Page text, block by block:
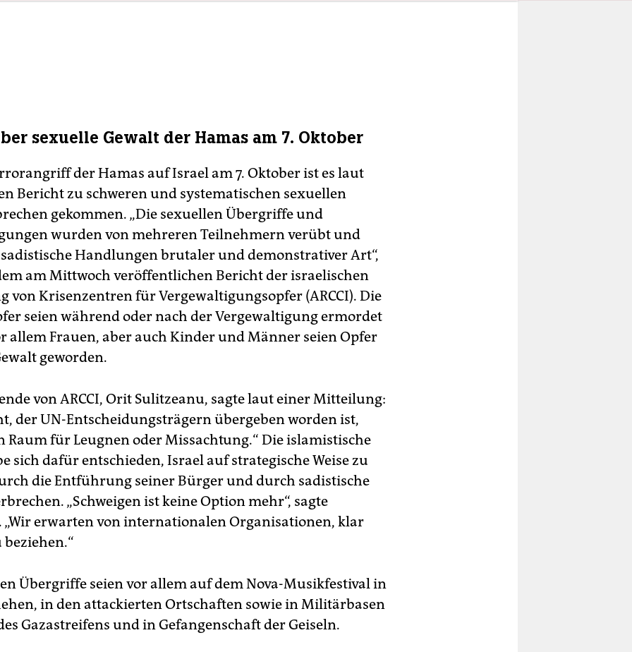
sexuelle Gewalt der Hamas am 7. Oktober
der Hamas auf Israel am 7. Oktober ist es laut
Bericht zu schweren und systematischen sexuellen
gekommen. „Die sexuellen Übergriffe und
wurden von mehreren Teilnehmern verübt und
Handlungen brutaler und demonstrativer Art“,
am Mittwoch veröffentlichen Bericht der israelischen
von Krisenzentren für Vergewaltigungsopfer (ARCCI). Die
seien während oder nach der Vergewaltigung ermordet
allem Frauen, aber auch Kinder und Männer seien Opfer
geworden.
von ARCCI, Orit Sulitzeanu, sagte laut einer Mitteilung:
der UN-Entscheidungsträgern übergeben worden ist,
Raum für Leugnen oder Missachtung.“ Die islamistische
sich dafür entschieden, Israel auf strategische Weise zu
die Entführung seiner Bürger und durch sadistische
„Schweigen ist keine Option mehr“, sagte
„Wir erwarten von internationalen Organisationen, klar
Übergriffe seien vor allem auf dem Nova-Musikfestival in
in den attackierten Ortschaften sowie in Militärbasen
Gazastreifens und in Gefangenschaft der Geiseln.